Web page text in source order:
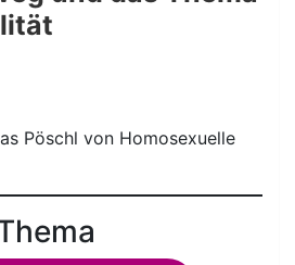
Pöschl von Homosexuelle